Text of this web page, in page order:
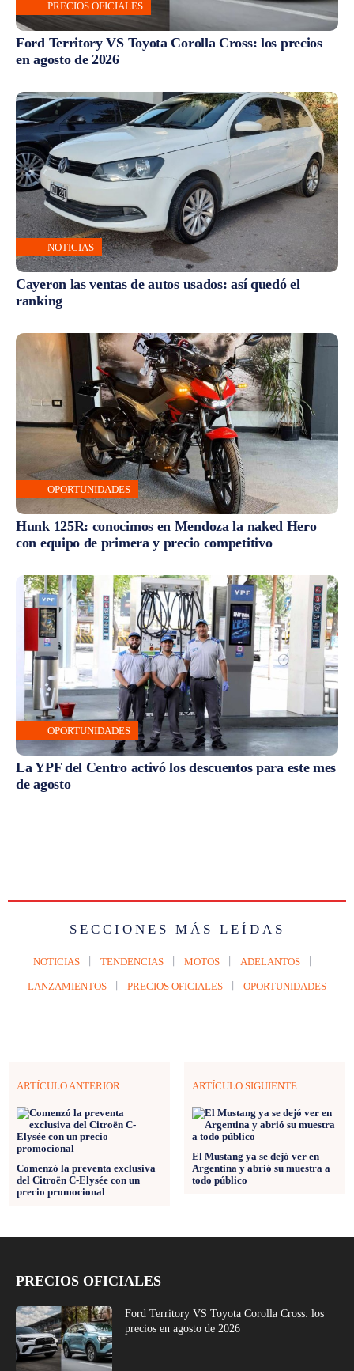
PRECIOS OFICIALES
Ford Territory VS Toyota Corolla Cross: los precios
en agosto de 2026
NOTICIAS
Cayeron las ventas de autos usados: así quedó el
ranking
OPORTUNIDADES
Hunk 125R: conocimos en Mendoza la naked Hero
con equipo de primera y precio competitivo
OPORTUNIDADES
La YPF del Centro activó los descuentos para este mes
de agosto
SECCIONES MÁS LEÍDAS
NOTICIAS TENDENCIAS MOTOS ADELANTOS
LANZAMIENTOS PRECIOS OFICIALES OPORTUNIDADES
ARTÍCULO ANTERIOR
Comenzó la preventa exclusiva
del Citroën C-Elysée con un
precio promocional
ARTÍCULO SIGUIENTE
El Mustang ya se dejó ver en
Argentina y abrió su muestra a
todo público
PRECIOS OFICIALES
Ford Territory VS Toyota Corolla Cross: los
precios en agosto de 2026